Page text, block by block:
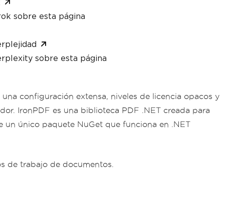
sobre esta página
sobre esta página
configuración extensa, niveles de licencia opacos y
IronPDF es una biblioteca PDF .NET creada para
un único paquete NuGet que funciona en .NET
de trabajo de documentos.